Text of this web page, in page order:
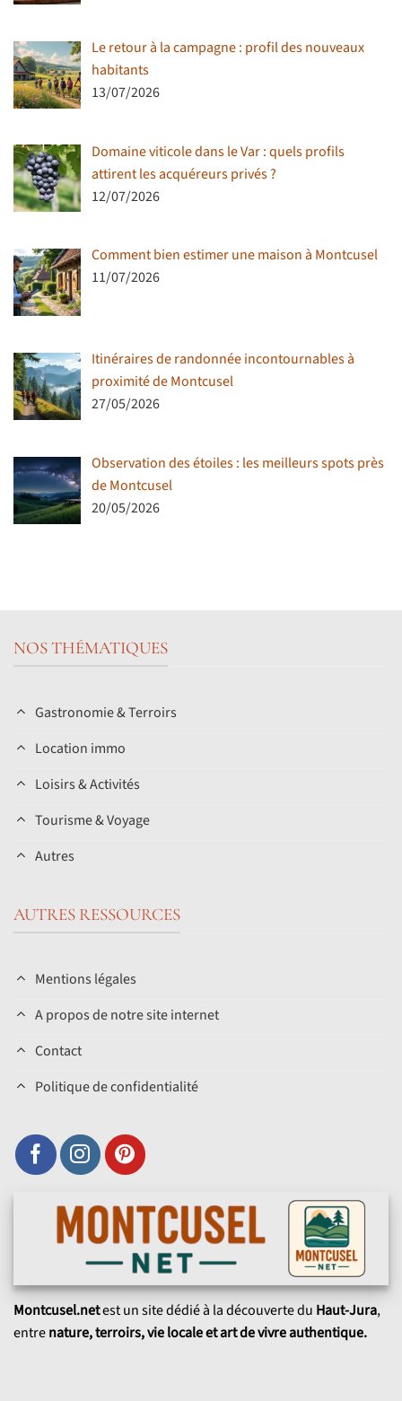
Le retour à la campagne : profil des nouveaux
habitants
13/07/2026
Domaine viticole dans le Var : quels profils
attirent les acquéreurs privés ?
12/07/2026
Comment bien estimer une maison à Montcusel
11/07/2026
Itinéraires de randonnée incontournables à
proximité de Montcusel
27/05/2026
Observation des étoiles : les meilleurs spots près
de Montcusel
20/05/2026
NOS THÉMATIQUES
Gastronomie & Terroirs
Location immo
Loisirs & Activités
Tourisme & Voyage
Autres
AUTRES RESSOURCES
Mentions légales
A propos de notre site internet
Contact
Politique de confidentialité
Montcusel.netest un site dédié à la découverte du Haut-Jura,
entrenature, terroirs, vie locale et art de vivre authentique.